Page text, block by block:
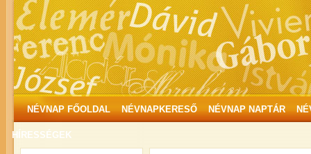
NÉVNAP FŐOLDAL NÉVNAPKERESŐ NÉVNAP NAPTÁR
HÍRESSÉGEK